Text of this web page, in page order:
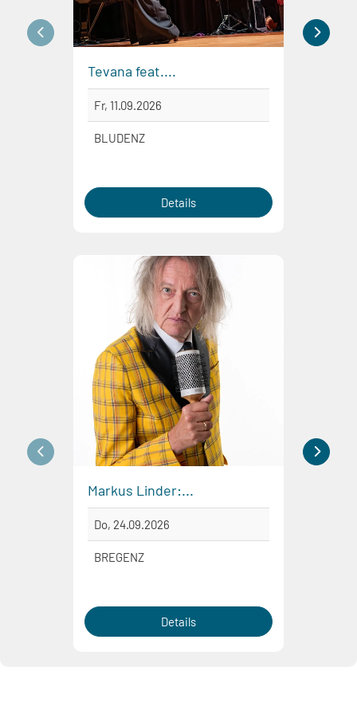
Tevana feat....
Fr, 11.09.2026
BLUDENZ
Details
Markus Linder:...
Do, 24.09.2026
BREGENZ
Details